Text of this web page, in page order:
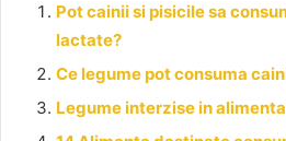
Pot cainii si pisicile sa
lactate?
Ce legume pot consuma
Legume interzise in